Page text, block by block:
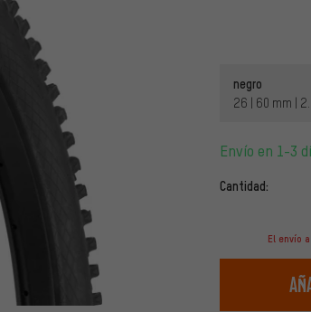
negro
Envío en 1-3
Cantidad:
El envío